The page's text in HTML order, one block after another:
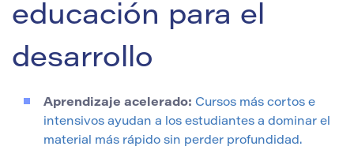
educación para el
desarrollo
Aprendizaje acelerado: Cursos más cortos e
intensivos ayudan a los estudiantes a dominar el
material más rápido sin perder profundidad.